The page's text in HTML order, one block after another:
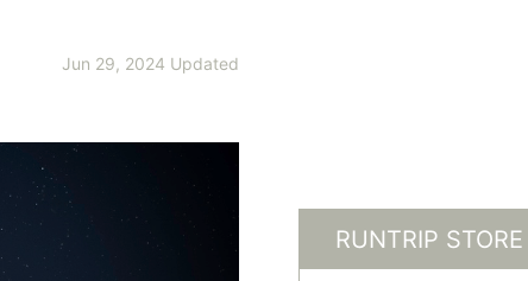
Jun 29, 2024 Updated
RUNTRIP STORE